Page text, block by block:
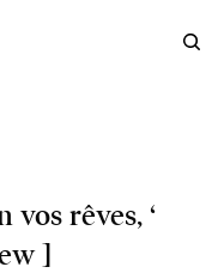
vos rêves, ‘
]